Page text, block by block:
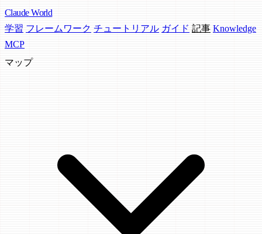
Claude World
学習 フレームワーク チュートリアル ガイド 記事 Knowledge
MCP
マップ